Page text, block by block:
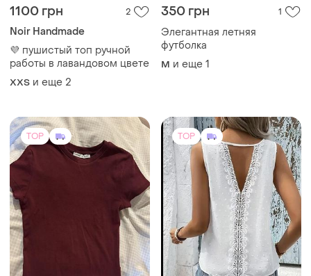
TOP
300 грн 5
350 грн
240 грн 20
250 грн -4%